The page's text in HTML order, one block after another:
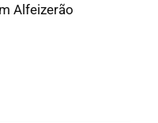
Alfeizerão